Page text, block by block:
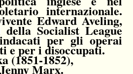
internazionale.
Edward Aveling,
Socialist League
per gli operai
e per i disoccupati.
(1851-1852),
Marx.